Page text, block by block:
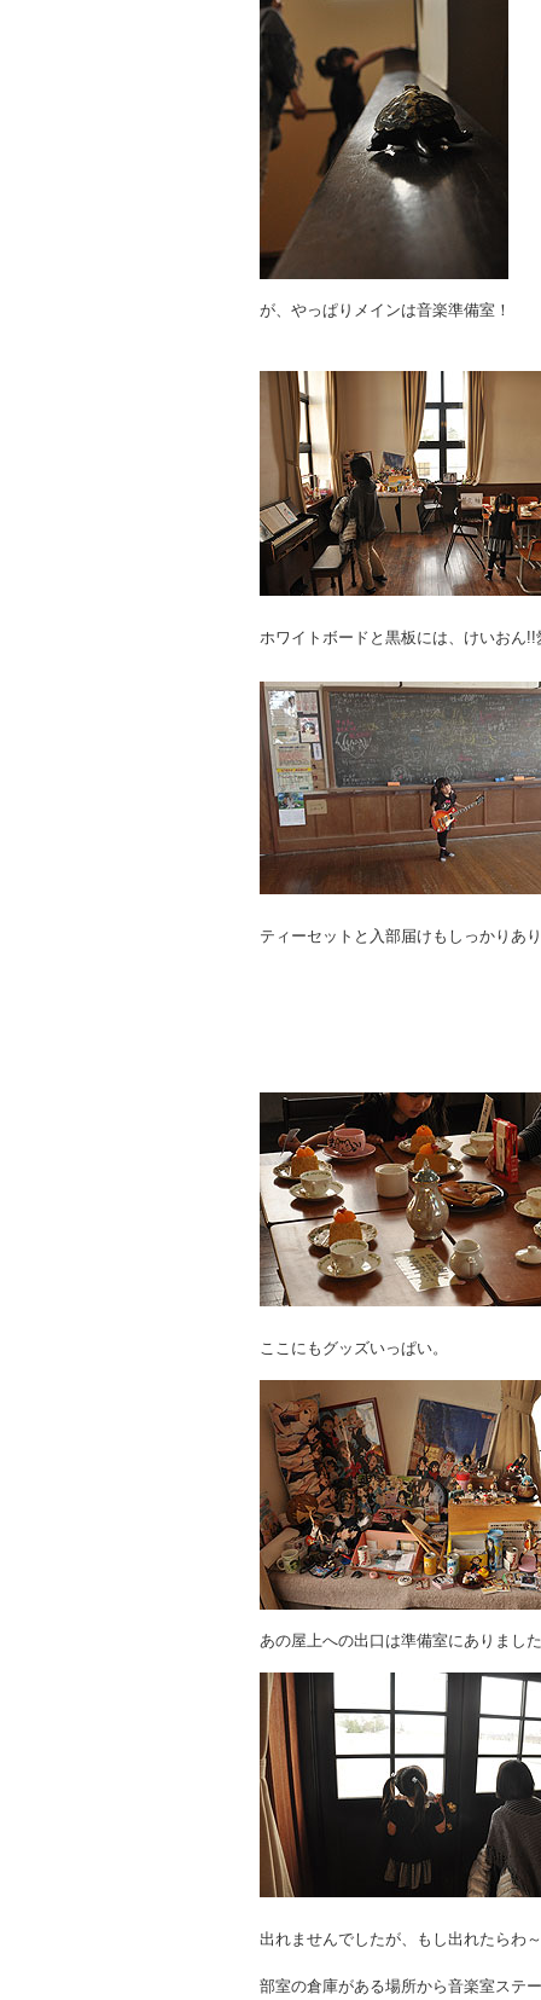
が、やっぱりメインは音楽準備室！
ホワイトボードと黒板には、けいおん
ティーセットと入部届けもしっかりあ
ここにもグッズいっぱい。
あの屋上への出口は準備室にありまし
出れませんでしたが、もし出れたらわ
部室の倉庫がある場所から音楽室ステ